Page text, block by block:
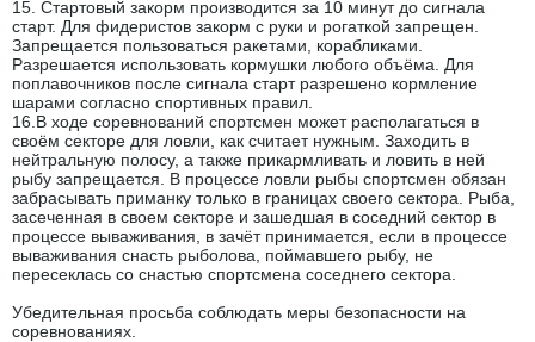
15. Стартовый закорм производится за 10 минут до сигнала
старт. Для фидеристов закорм с руки и рогаткой запрещен.
Запрещается пользоваться ракетами, корабликами.
Разрешается использовать кормушки любого объёма. Для
поплавочников после сигнала старт разрешено кормление
шарами согласно спортивных правил.
16.В ходе соревнований спортсмен может располагаться в
своём секторе для ловли, как считает нужным. Заходить в
нейтральную полосу, а также прикармливать и ловить в ней
рыбу запрещается. В процессе ловли рыбы спортсмен обязан
забрасывать приманку только в границах своего сектора. Рыба,
засеченная в своем секторе и зашедшая в соседний сектор в
процессе вываживания, в зачёт принимается, если в процессе
вываживания снасть рыболова, поймавшего рыбу, не
пересеклась со снастью спортсмена соседнего сектора.
Убедительная просьба соблюдать меры безопасности на
соревнованиях.